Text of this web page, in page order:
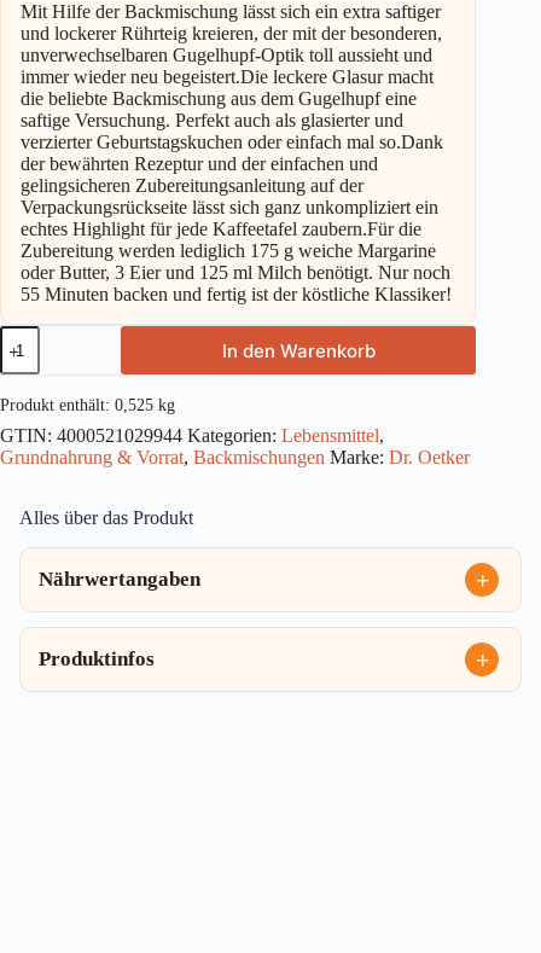
Mit Hilfe der Backmischung lässt sich ein extra saftiger
und lockerer Rührteig kreieren, der mit der besonderen,
unverwechselbaren Gugelhupf-Optik toll aussieht und
immer wieder neu begeistert.Die leckere Glasur macht
die beliebte Backmischung aus dem Gugelhupf eine
saftige Versuchung. Perfekt auch als glasierter und
verzierter Geburtstagskuchen oder einfach mal so.Dank
der bewährten Rezeptur und der einfachen und
gelingsicheren Zubereitungsanleitung auf der
Verpackungsrückseite lässt sich ganz unkompliziert ein
echtes Highlight für jede Kaffeetafel zaubern.Für die
Zubereitung werden lediglich 175 g weiche Margarine
oder Butter, 3 Eier und 125 ml Milch benötigt. Nur noch
55 Minuten backen und fertig ist der köstliche Klassiker!
Dr.Oetker
Backmischung
Gugelhupf
525g
Menge
In den Warenkorb
Produkt enthält: 0,525 kg
GTIN: 4000521029944 Kategorien: Lebensmittel,
Grundnahrung & Vorrat, Backmischungen Marke: Dr. Oetker
Alles über das Produkt
Nährwertangaben
Produktinfos